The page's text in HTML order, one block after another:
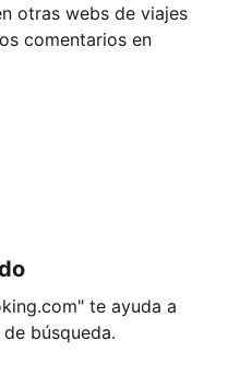
otras webs de viajes
comentarios en
te ayuda a
búsqueda.